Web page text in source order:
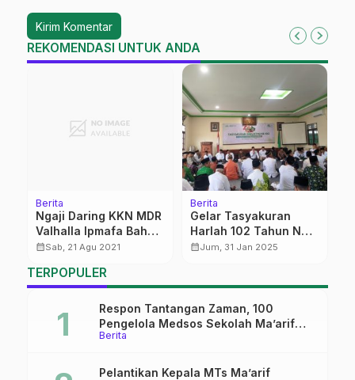
REKOMENDASI UNTUK ANDA
Berita
Ngaji Daring KKN MDR
Valhalla Ipmafa Bahas
Vaksin
calendar_monthSab, 21 Agu 2021
Berita
Gelar Tasyakuran
Harlah 102 Tahun NU,
PCNU Pati Beri
calendar_monthJum, 31 Jan 2025
TERPOPULER
Berita
Respon Tantangan Zaman, 100
Pengelola Medsos Sekolah Ma’arif
Pekalongan Ikuti Pelatihan Literasi
Pelantikan Kepala MTs Ma’arif